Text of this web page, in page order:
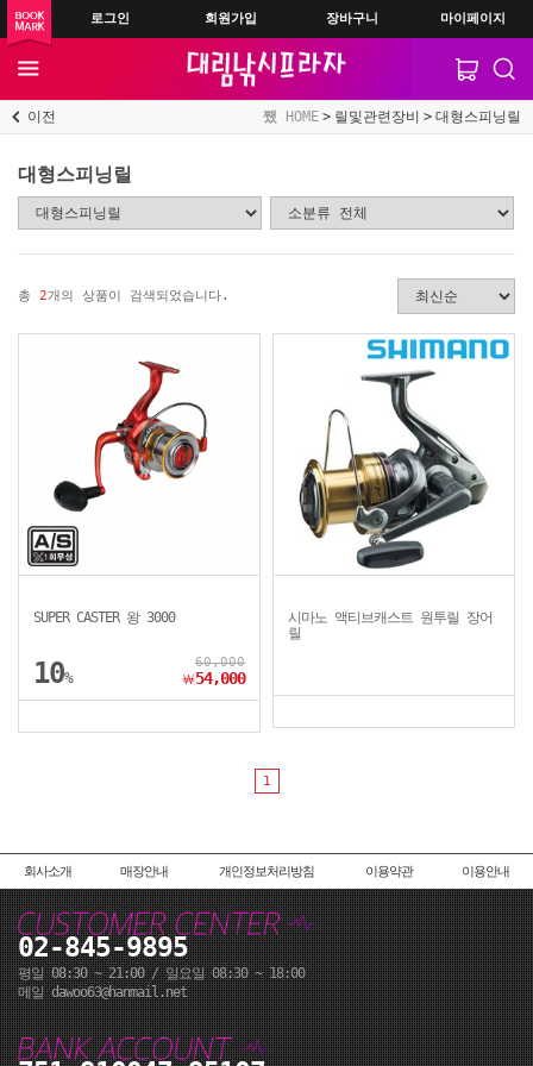
로그인 회원가입 장바구니 마이페이지
이전 HOME 릴및관련장비 대형스피닝릴
대형스피닝릴
총 2개의 상품이 검색되었습니다.
SUPER CASTER 왕 3000
10%
60,000
￦54,000
시마노 액티브캐스트 원투릴 장어
릴
1
회사소개 매장안내 개인정보처리방침 이용약관 이용안내
02-845-9895
평일 08:30 ~ 21:00 / 일요일 08:30 ~ 18:00
메일 dawoo63@hanmail.net